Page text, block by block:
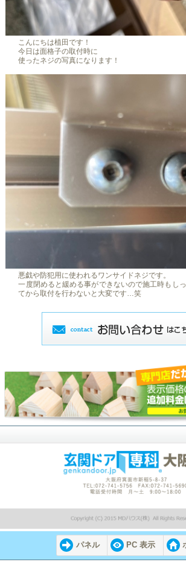
こんにちは植田です！
今日は面格子の取付時に
使ったネジの写真になります！
悪戯や防犯用に使われるワンサイドネジです。
一度閉めると緩める事ができないので施工時もし
てから取付を行わないと大変です…笑
パネル PC 表示